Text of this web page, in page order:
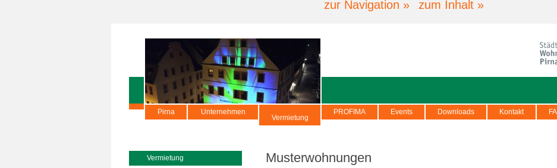
zur Navigation » zum Inhalt »
Pirna Unternehmen
Vermietung
PROFIMA Events Downloads Kontakt
Vermietung
Musterwohnungen